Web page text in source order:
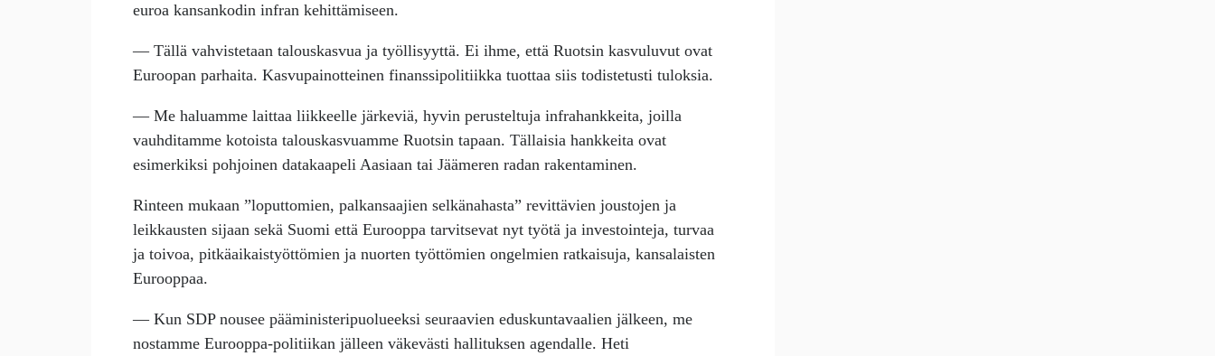
euroa kansankodin infran kehittämiseen.
— Tällä vahvistetaan talouskasvua ja työllisyyttä. Ei ihme, että Ruotsin kasvuluvut ovat
Euroopan parhaita. Kasvupainotteinen finanssipolitiikka tuottaa siis todistetusti tuloksia.
— Me haluamme laittaa liikkeelle järkeviä, hyvin perusteltuja infrahankkeita, joilla
vauhditamme kotoista talouskasvuamme Ruotsin tapaan. Tällaisia hankkeita ovat
esimerkiksi pohjoinen datakaapeli Aasiaan tai Jäämeren radan rakentaminen.
Rinteen mukaan ”loputtomien, palkansaajien selkänahasta” revittävien joustojen ja
leikkausten sijaan sekä Suomi että Eurooppa tarvitsevat nyt työtä ja investointeja, turvaa
ja toivoa, pitkäaikaistyöttömien ja nuorten työttömien ongelmien ratkaisuja, kansalaisten
Eurooppaa.
— Kun SDP nousee pääministeripuolueeksi seuraavien eduskuntavaalien jälkeen, me
nostamme Eurooppa-politiikan jälleen väkevästi hallituksen agendalle. Heti